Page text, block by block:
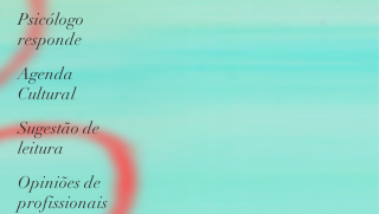
Psicólogo
responde
Agenda
Cultural
Sugestão de
leitura
Opiniões de
profissionais